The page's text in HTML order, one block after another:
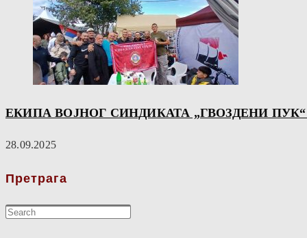
ЕКИПА ВОЈНОГ СИНДИКАТА „ГВОЗДЕНИ
28.09.2025
Претрага